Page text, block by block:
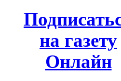
на газету
Онлайн